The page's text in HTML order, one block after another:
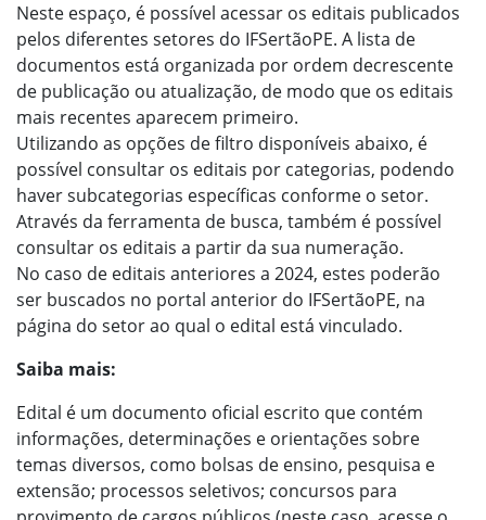
Neste espaço, é possível acessar os editais publicados
pelos diferentes setores do IFSertãoPE. A lista de
documentos está organizada por ordem decrescente
de publicação ou atualização, de modo que os editais
mais recentes aparecem primeiro.
Utilizando as opções de filtro disponíveis abaixo, é
possível consultar os editais por categorias, podendo
haver subcategorias específicas conforme o setor.
Através da ferramenta de busca, também é possível
consultar os editais a partir da sua numeração.
No caso de editais anteriores a 2024, estes poderão
ser buscados no portal anterior do IFSertãoPE, na
página do setor ao qual o edital está vinculado.
Saiba mais:
Edital é um documento oficial escrito que contém
informações, determinações e orientações sobre
temas diversos, como bolsas de ensino, pesquisa e
extensão; processos seletivos; concursos para